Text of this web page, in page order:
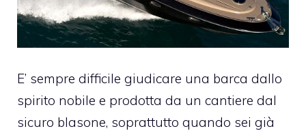
E’ sempre difficile giudicare una barca dallo
spirito nobile e prodotta da un cantiere dal
sicuro blasone, soprattutto quando sei già